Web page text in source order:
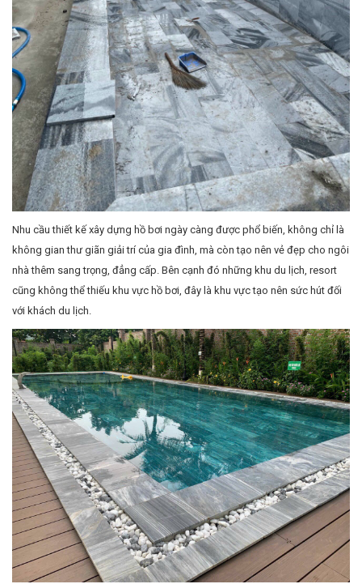
Nhu cầu thiết kế xây dựng hồ bơi ngày càng được phổ biến, không chỉ là
không gian thư giãn giải trí của gia đình, mà còn tạo nên vẻ đẹp cho ngôi
nhà thêm sang trọng, đẳng cấp. Bên cạnh đó những khu du lịch, resort
cũng không thể thiếu khu vực hồ bơi, đây là khu vực tạo nên sức hút đối
với khách du lịch.